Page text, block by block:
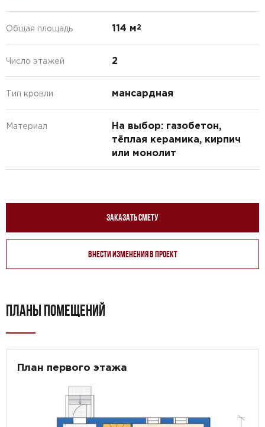
Общая площадь 114 м2
Число этажей 2
Тип кровли мансардная
Материал
На выбор: газобетон,
тёплая керамика, кирпич
или монолит
Заказать смету
Внести изменения в проект
ПЛАНЫ ПОМЕЩЕНИЙ
План первого этажа